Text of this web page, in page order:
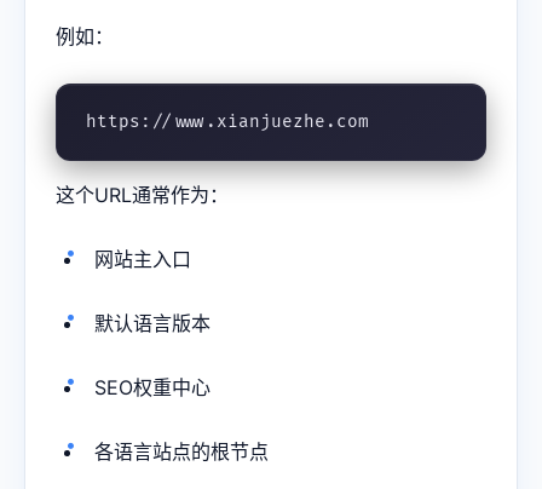
例如：
https://www.xianjuezhe.com
这个URL通常作为：
网站主入口
默认语言版本
SEO权重中心
各语言站点的根节点